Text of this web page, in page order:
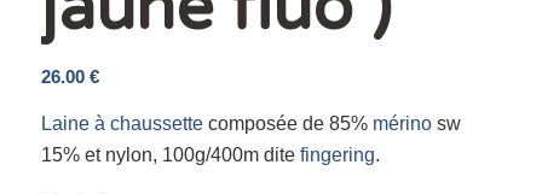
26.00 €
Laine à chaussettecomposée de 85% mérinosw
15% et nylon, 100g/400m dite fingering.